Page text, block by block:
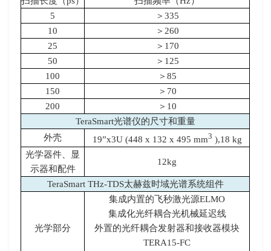
5
＞335
10
＞260
25
＞170
50
＞125
100
＞85
150
＞70
200
＞10
TeraSmart光谱仪的尺寸和重量
外壳
19”x3U (448 x 132 x 495 mm3 ),18 kg
光学器件、显
示器和配件
12kg
TeraSmart THz-TDS太赫兹时域光谱系统组件
光学部分
集成内置的飞秒激光源ELMO
集成化光纤耦合光机械延迟线
外置的光纤耦合发射器和接收器模块
TERA15-FC